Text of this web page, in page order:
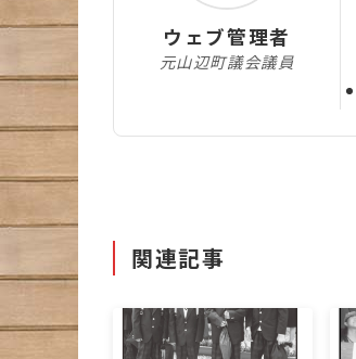
ウェブ管理者
元山辺町議会議員
関連記事